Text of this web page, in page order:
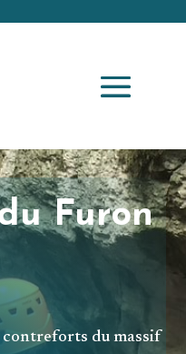
Furon
contreforts du massif